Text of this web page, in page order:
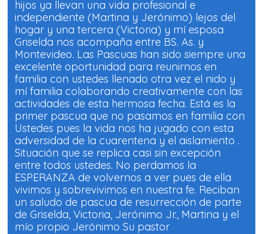
hijos ya llevan una vida profesional e
independiente (Martina y Jerónimo) lejos del
hogar y una tercera (Victoria) y mí esposa
Griselda nos acompaña entre BS. As. y
Montevideo. Las Pascuas han sido siempre una
excelente oportunidad para reunirnos en
familia con ustedes llenado otra vez el nido y
mí familia colaborando creativamente con las
actividades de esta hermosa fecha. Está es la
primer pascua que no pasamos en familia con
Ustedes pues la vida nos ha jugado con esta
adversidad de la cuarentena y el aislamiento .
Situación que se replica casi sin excepción
entre todos ustedes. No perdamos la
ESPERANZA de volvernos a ver pues de ella
vivimos y sobrevivimos en nuestra fe. Reciban
un saludo de pascua de resurrección de parte
de Griselda, Victoria, Jerónimo Jr., Martina y el
mío propio Jerónimo Su pastor